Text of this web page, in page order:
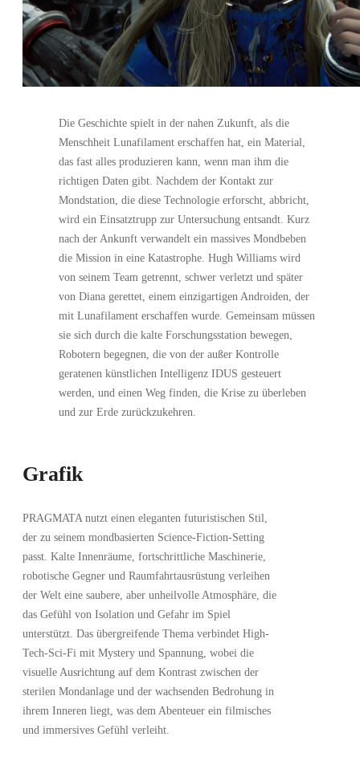
Die Geschichte spielt in der nahen Zukunft, als die
Menschheit Lunafilament erschaffen hat, ein Material,
das fast alles produzieren kann, wenn man ihm die
richtigen Daten gibt. Nachdem der Kontakt zur
Mondstation, die diese Technologie erforscht, abbricht,
wird ein Einsatztrupp zur Untersuchung entsandt. Kurz
nach der Ankunft verwandelt ein massives Mondbeben
die Mission in eine Katastrophe. Hugh Williams wird
von seinem Team getrennt, schwer verletzt und später
von Diana gerettet, einem einzigartigen Androiden, der
mit Lunafilament erschaffen wurde. Gemeinsam müssen
sie sich durch die kalte Forschungsstation bewegen,
Robotern begegnen, die von der außer Kontrolle
geratenen künstlichen Intelligenz IDUS gesteuert
werden, und einen Weg finden, die Krise zu überleben
und zur Erde zurückzukehren.
Grafik
PRAGMATA nutzt einen eleganten futuristischen Stil,
der zu seinem mondbasierten Science-Fiction-Setting
passt. Kalte Innenräume, fortschrittliche Maschinerie,
robotische Gegner und Raumfahrtausrüstung verleihen
der Welt eine saubere, aber unheilvolle Atmosphäre, die
das Gefühl von Isolation und Gefahr im Spiel
unterstützt. Das übergreifende Thema verbindet High-
Tech-Sci-Fi mit Mystery und Spannung, wobei die
visuelle Ausrichtung auf dem Kontrast zwischen der
sterilen Mondanlage und der wachsenden Bedrohung in
ihrem Inneren liegt, was dem Abenteuer ein filmisches
und immersives Gefühl verleiht.